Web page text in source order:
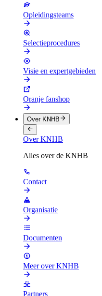
Opleidingsteams
Selectieprocedures
Visie en expertgebieden
Oranje fanshop
Over KNHB
Over KNHB
Alles over de KNHB
Contact
Organisatie
Documenten
Meer over KNHB
Partners